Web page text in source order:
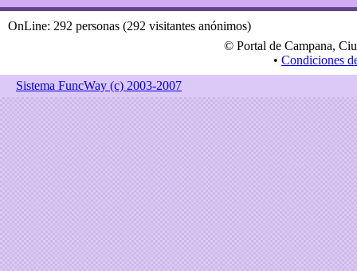
OnLine: 292 personas (292 visitantes anónimos)
© Portal de Campana,
• Condiciones
Sistema FuncWay (c) 2003-2007